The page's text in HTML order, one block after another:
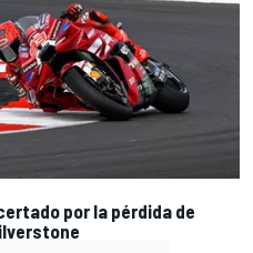
por la pérdida de